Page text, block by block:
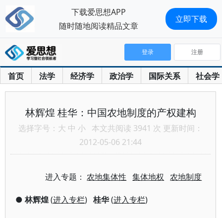
首页 法学 经济学 政治学 国际关系 社会学
登录 注册
林辉煌 桂华：中国农地制度的产权建构
选择字号： 大 中 小 本文共阅读 3941 次 更新时间：
2012-05-06 21:44
进入专题：农地集体性 集体地权 农地制度
●林辉煌(进入专栏) 桂华(进入专栏)
下载爱思想APP
随时随地阅读精品文章
立即下载